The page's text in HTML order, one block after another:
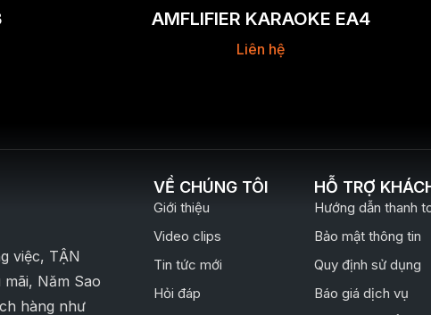
AMFLIFIER KARAOKE EA4
Liên hệ
việc, TẬN
Năm Sao
hàng như
VỀ CHÚNG TÔI
Giới thiệu
Video clips
Tin tức mới
Hỏi đáp
HỖ TRỢ
Hướng dẫn thanh
Bảo mật thông tin
Quy định sử dụng
Báo giá dịch vụ